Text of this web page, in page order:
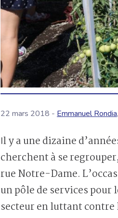
22 mars 2018 - Emmanuel Rondia
Il y a une dizaine d’années, alors que plusieurs organismes communautaires de Lachine
cherchent à se
rue Notre-Dame.
un pôle de services
secteur en luttant